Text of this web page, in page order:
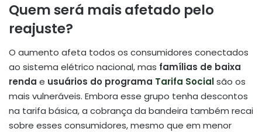
Quem será mais afetado pelo
reajuste?
O aumento afeta todos os consumidores conectados
ao sistema elétrico nacional, mas famílias de baixa
renda e usuários do programa Tarifa Socialsão os
mais vulneráveis. Embora esse grupo tenha descontos
na tarifa básica, a cobrança da bandeira também recai
sobre esses consumidores, mesmo que em menor